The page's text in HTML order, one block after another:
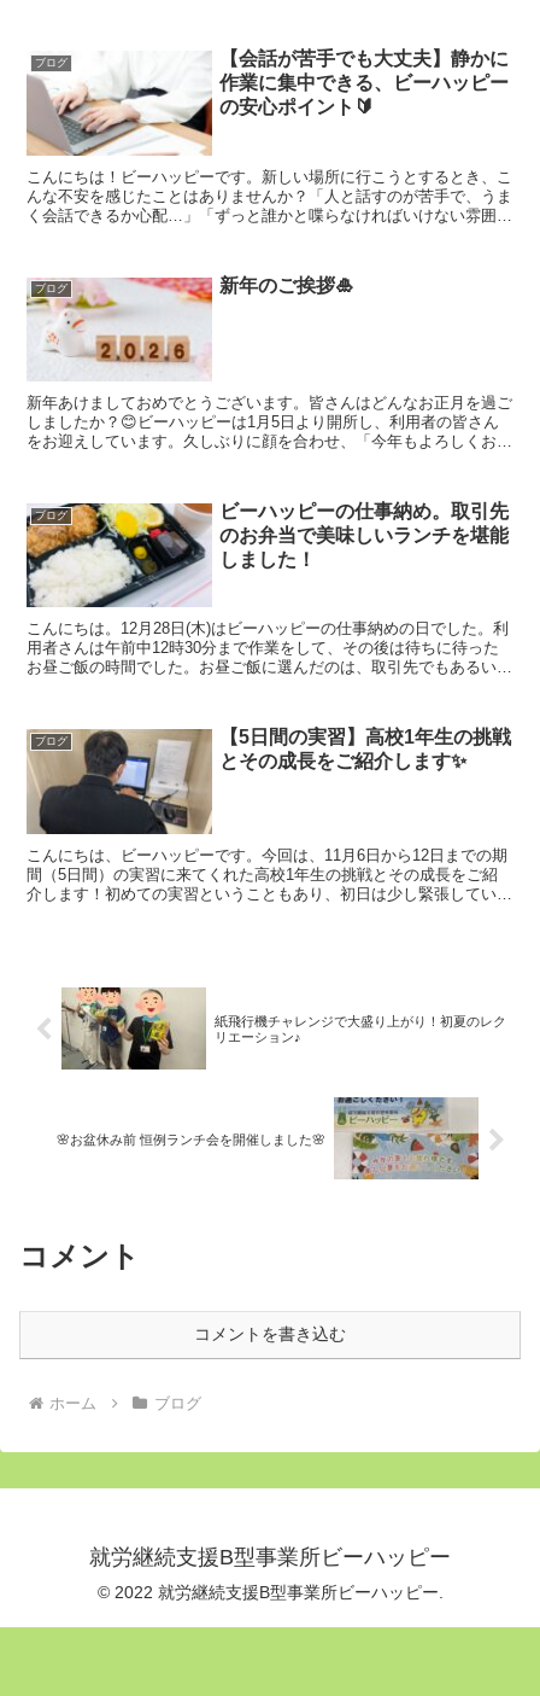
ブログ
【会話が苦手でも大丈夫】静かに
作業に集中できる、ビーハッピー
の安心ポイント🔰
こんにちは！ビーハッピーです。新しい場所に行こうとするとき、こ
んな不安を感じたことはありませんか？「人と話すのが苦手で、うま
く会話できるか心配…」「ずっと誰かと喋らなければいけない雰囲気
ブログ 新年のご挨拶🎍
新年あけましておめでとうございます。皆さんはどんなお正月を過ご
しましたか？😊ビーハッピーは1月5日より開所し、利用者の皆さん
をお迎えしています。久しぶりに顔を合わせ、「今年もよろしくお願
ブログ
ビーハッピーの仕事納め。取引先
のお弁当で美味しいランチを堪能
しました！
こんにちは。12月28日(木)はビーハッピーの仕事納めの日でした。利
用者さんは午前中12時30分まで作業をして、その後は待ちに待った
お昼ご飯の時間でした。お昼ご飯に選んだのは、取引先でもあるいつ
ブログ
【5日間の実習】高校1年生の挑戦
とその成長をご紹介します✨
こんにちは、ビーハッピーです。今回は、11月6日から12日までの期
間（5日間）の実習に来てくれた高校1年生の挑戦とその成長をご紹
介します！初めての実習ということもあり、初日は少し緊張していた
紙飛行機チャレンジで大盛り上がり！初夏のレク
リエーション♪
🌸お盆休み前 恒例ランチ会を開催しました🌸
コメント
コメントを書き込む
ホーム ブログ
就労継続支援B型事業所ビーハッピー
© 2022 就労継続支援B型事業所ビーハッピー.